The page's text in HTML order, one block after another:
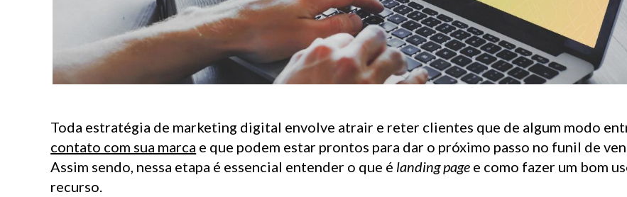
Toda estratégia de marketing digital envolve atrair e reter clientes que de algum modo
contato com sua marca e que podem estar prontos para dar o próximo passo no funil de
Assim sendo, nessa etapa é essencial entender o que é landing page e como fazer um bom
recurso.